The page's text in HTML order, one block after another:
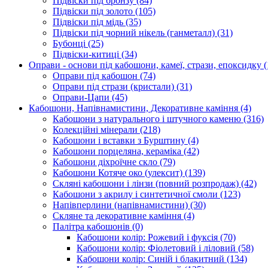
Підвіски під золото (105)
Підвіски під мідь (35)
Підвіски під чорний нікель (ганметалл) (31)
Бубонці (25)
Підвіски-китиці (34)
Оправи - основи під кабошони, камеї, стрази, епоксидку
Оправи під кабошон (74)
Оправи під стрази (кристали) (31)
Оправи-Цапи (45)
Кабошони, Напівнамистини, Декоративне каміння (4)
Кабошони з натурального і штучного каменю (316)
Колекційні мінерали (218)
Кабошони і вставки з Бурштину (4)
Кабошони порцеляна, кераміка (42)
Кабошони діхроїчне скло (79)
Кабошони Котяче око (улексит) (139)
Скляні кабошони і лінзи (повний розпродаж) (42)
Кабошони з акрилу і синтетичної смоли (123)
Напівперлини (напівнамистини) (30)
Скляне та декоративне каміння (4)
Палітра кабошонів (0)
Кабошони колір: Рожевий і фуксія (70)
Кабошони колір: Фіолетовий і ліловий (58)
Кабошони колір: Синій і блакитний (134)